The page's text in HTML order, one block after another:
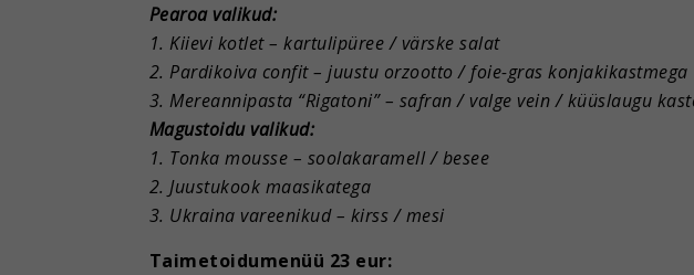
Pearoa valikud:
1. Kiievi kotlet – kartulipüree / värske salat
2. Pardikoiva confit – juustu orzootto / foie-gras konjakikastmega
3. Mereannipasta “Rigatoni” – safran / valge vein / küüslaugu
Magustoidu valikud:
1. Tonka mousse – soolakaramell / besee
2. Juustukook maasikatega
3. Ukraina vareenikud – kirss / mesi
Taimetoidumenüü 23 eur: